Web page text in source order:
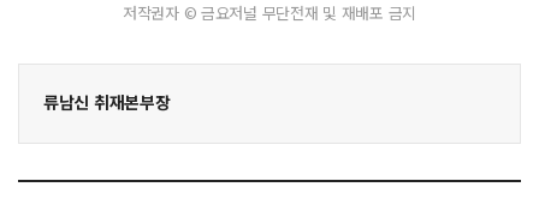
저작권자 © 금요저널 무단전재 및 재배포 금지
류남신 취재본부장